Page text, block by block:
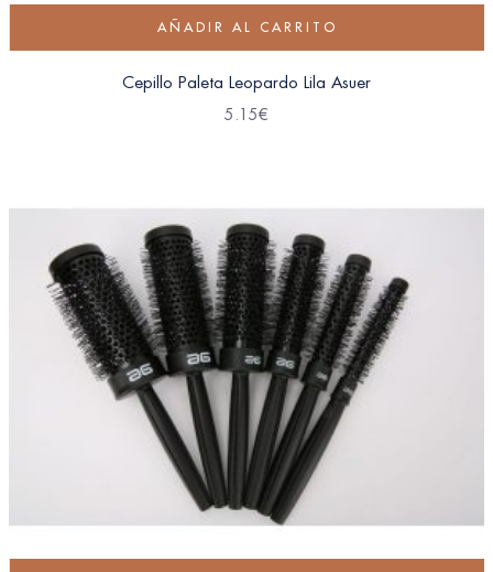
AÑADIR AL CARRITO
Cepillo Paleta Leopardo Lila Asuer
5.15€